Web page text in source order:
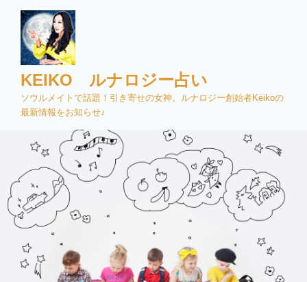
KEIKO ルナロジー占い
ソウルメイトで話題！引き寄せの女神。ルナロジー創始者Keikoの
最新情報をお知らせ♪